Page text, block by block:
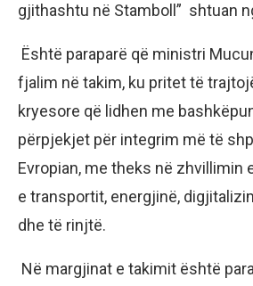
gjithashtu në Stamboll” shtuan
Është paraparë që ministri
fjalim në takim, ku pritet të
kryesore që lidhen me
përpjekjet për integrim më të
Evropian, me theks në zhvillimin
e transportit, energjinë,
dhe të rinjtë.
Në margjinat e takimit është